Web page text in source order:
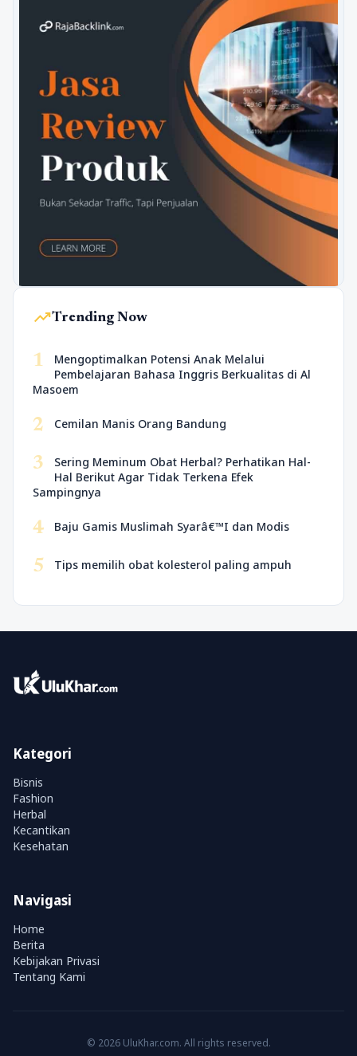
trending_upTrending Now
1
Mengoptimalkan Potensi Anak Melalui
Pembelajaran Bahasa Inggris Berkualitas di Al
Masoem
2 Cemilan Manis Orang Bandung
3
Sering Meminum Obat Herbal? Perhatikan Hal-
Hal Berikut Agar Tidak Terkena Efek
Sampingnya
4 Baju Gamis Muslimah Syarâ€™I dan Modis
5 Tips memilih obat kolesterol paling ampuh
Kategori
Bisnis
Fashion
Herbal
Kecantikan
Kesehatan
Navigasi
Home
Berita
Kebijakan Privasi
Tentang Kami
© 2026 UluKhar.com. All rights reserved.